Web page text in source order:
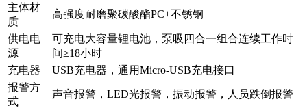
主体材
质
高强度耐磨聚碳酸酯PC+不锈钢
供电电
源
可充电大容量锂电池，泵吸四合一组合连续工作时
间≥18小时
充电器
USB充电器，通用Micro-USB充电接口
报警方
式
声音报警，LED光报警，振动报警，人员跌倒报警